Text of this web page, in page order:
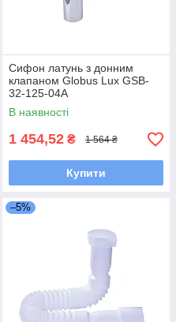
Сифон латунь з донним
клапаном Globus Lux GSB-
32-125-04A
В наявності
1 454,52 ₴ 1 564 ₴
Купити
–5%